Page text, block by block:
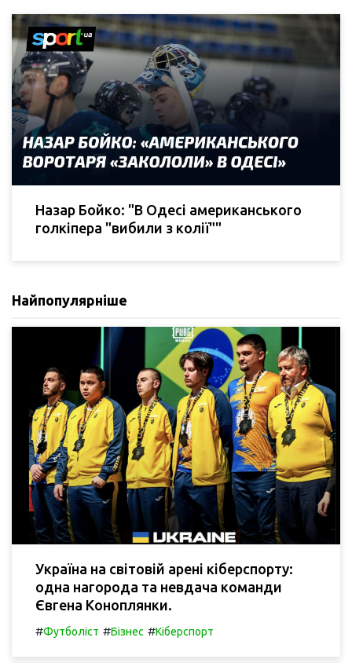
Назар Бойко: "В Одесі американського
голкіпера "вибили з колії""
Найпопулярніше
Україна на світовій арені кіберспорту:
одна нагорода та невдача команди
Євгена Коноплянки.
#Футболіст #Бізнес #Кіберспорт